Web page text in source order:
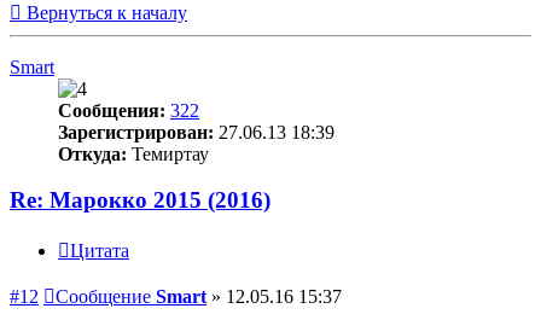
Вернуться к началу
Smart
Сообщения: 322
Зарегистрирован: 27.06.13 18:39
Откуда: Темиртау
Re: Марокко 2015 (2016)
Цитата
#12 Сообщение Smart » 12.05.16 15:37